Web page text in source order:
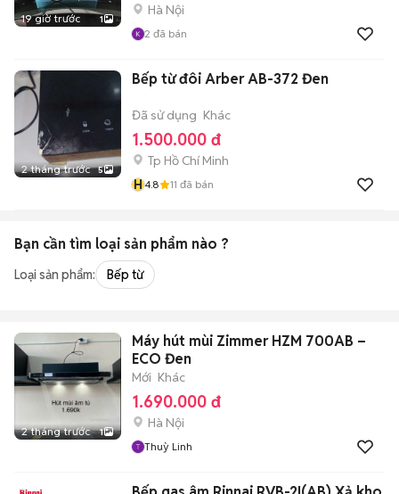
19 giờ trước 1
Hà Nội
2 đã bán
2 tháng trước 5
Bếp từ đôi Arber AB-372 Đen
Đã sử dụng Khác
1.500.000 đ
Tp Hồ Chí Minh
H4.8 11 đã bán
Bạn cần tìm loại sản phẩm nào ?
Loại sản phẩm: Bếp từ
2 tháng trước 1
Máy hút mùi Zimmer HZM 700AB –
ECO Đen
Mới Khác
1.690.000 đ
Hà Nội
Thuỳ Linh